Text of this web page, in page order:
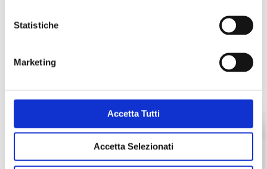
Statistiche
Marketing
Accetta Tutti
Accetta Selezionati